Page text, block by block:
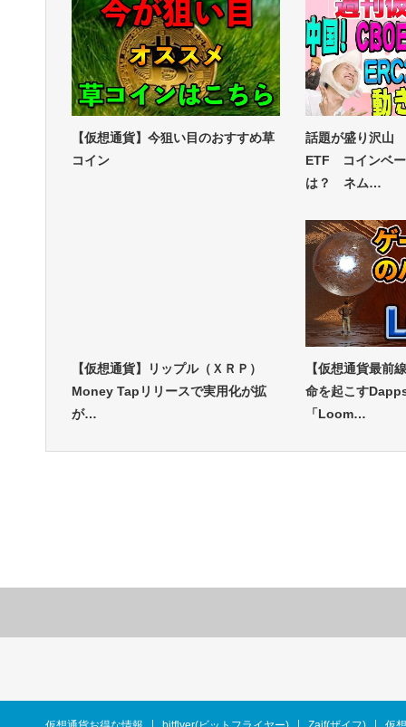
【仮想通貨】今狙い目のおすすめ草
コイン
話題が盛り沢山
ETF コインベー
は？ ネム…
【仮想通貨】リップル（ＸＲＰ）
Money Tapリリースで実用化が拡
が…
【仮想通貨最前
命を起こす
「Loom…